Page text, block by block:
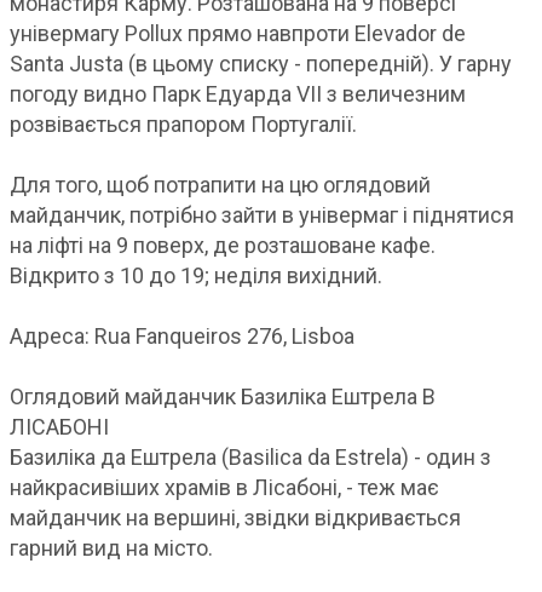
універмагу Pollux прямо навпроти Elevador de
Santa Justa (в цьому списку - попередній). У гарну
погоду видно Парк Едуарда VII з величезним
розвівається прапором Португалії.
Для того, щоб потрапити на цю оглядовий
майданчик, потрібно зайти в універмаг і піднятися
на ліфті на 9 поверх, де розташоване кафе.
Відкрито з 10 до 19; неділя вихідний.
Адреса: Rua Fanqueiros 276, Lisboa
Оглядовий майданчик Базиліка Ештрела В
ЛІСАБОНІ
Базиліка да Ештрела (Basilica da Estrela) - один з
найкрасивіших храмів в Лісабоні, - теж має
майданчик на вершині, звідки відкривається
гарний вид на місто.